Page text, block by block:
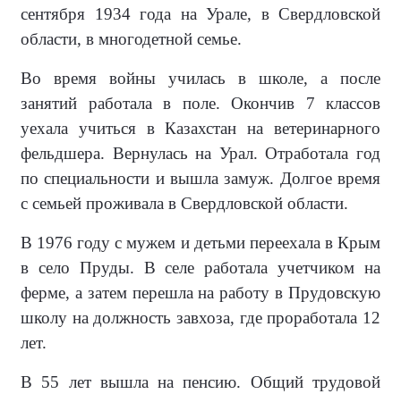
сентября 1934 года на Урале, в Свердловской
области, в многодетной семье.
Во время войны училась в школе, а после
занятий работала в поле. Окончив 7 классов
уехала учиться в Казахстан на ветеринарного
фельдшера. Вернулась на Урал. Отработала год
по специальности и вышла замуж. Долгое время
с семьей проживала в Свердловской области.
В 1976 году с мужем и детьми переехала в Крым
в село Пруды. В селе работала учетчиком на
ферме, а затем перешла на работу в Прудовскую
школу на должность завхоза, где проработала 12
лет.
В 55 лет вышла на пенсию. Общий трудовой